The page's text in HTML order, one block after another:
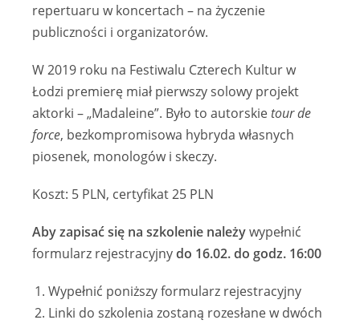
repertuaru w koncertach – na życzenie
publiczności i organizatorów.
W 2019 roku na Festiwalu Czterech Kultur w
Łodzi premierę miał pierwszy solowy projekt
aktorki – „Madaleine”. Było to autorskietour de
force, bezkompromisowa hybryda własnych
piosenek, monologów i skeczy.
Koszt: 5 PLN, certyfikat 25 PLN
Aby zapisać się na szkolenie należywypełnić
formularz rejestracyjnydo 16.02. do godz. 16:00
Wypełnić poniższy formularz rejestracyjny
Linki do szkolenia zostaną rozesłane w dwóch